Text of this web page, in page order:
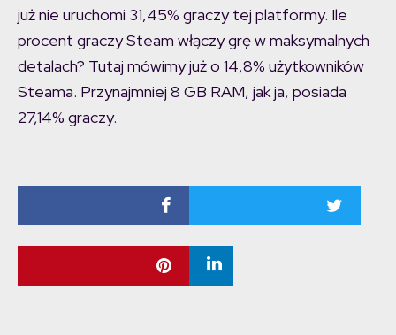
już nie uruchomi 31,45% graczy tej platformy. Ile
procent graczy Steam włączy grę w maksymalnych
detalach? Tutaj mówimy już o 14,8% użytkowników
Steama. Przynajmniej 8 GB RAM, jak ja, posiada
27,14% graczy.